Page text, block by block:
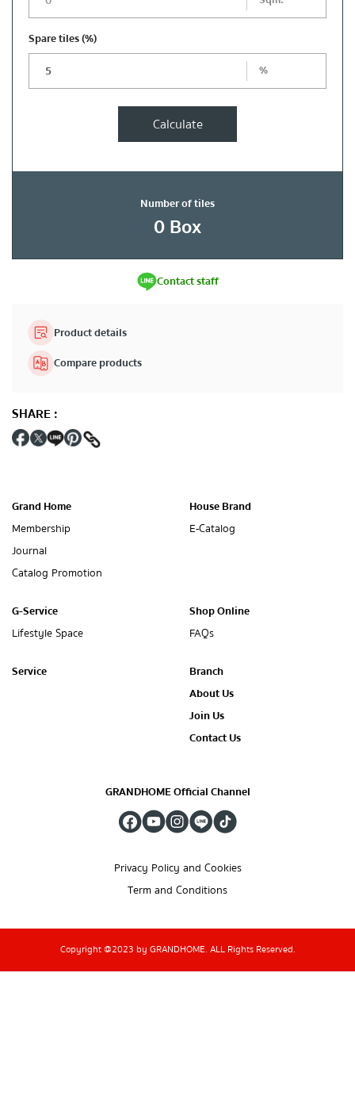
Spare tiles(%)
%
Calculate
Number of tiles
0Box
Contact staff
Product details
Compare products
SHARE:
Grand Home
Membership
Journal
Catalog Promotion
House Brand
E-Catalog
G-Service
Lifestyle Space
Shop Online
FAQs
Service
Branch
About Us
Join Us
Contact Us
GRANDHOME Official Channel
Privacy Policy and Cookies
Term and Conditions
Copyright @2023 by GRANDHOME. ALL Rights Reserved.